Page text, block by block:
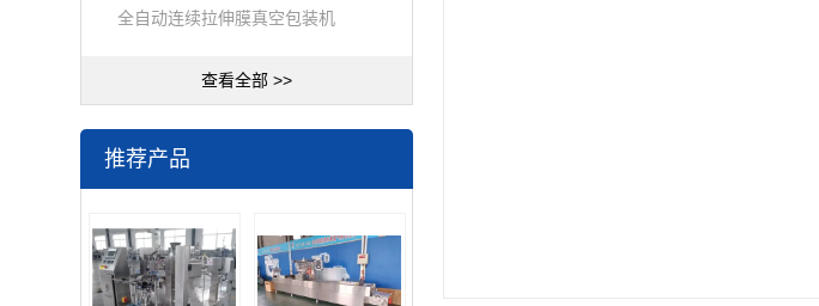
全自动连续拉伸膜真空包装机
查看全部 >>
推荐产品